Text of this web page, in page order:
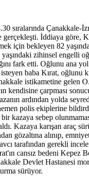
sıralarında Çanakkale-
gerçekleşti. İddiaya göre,
için bekleyen 82
zihinsel engelli
fark etti. Oğlunu ana
baba Kırat, oğlunu
istikametine gelen
kendisine çarpması
ardından yolda
polis ekiplerine
kazaya sebep
Kazaya karışan araç
gözaltına alınıp,
tarafından gerekli
cansız bedeni Kepez
Devlet Hastanesi
sürüyor.